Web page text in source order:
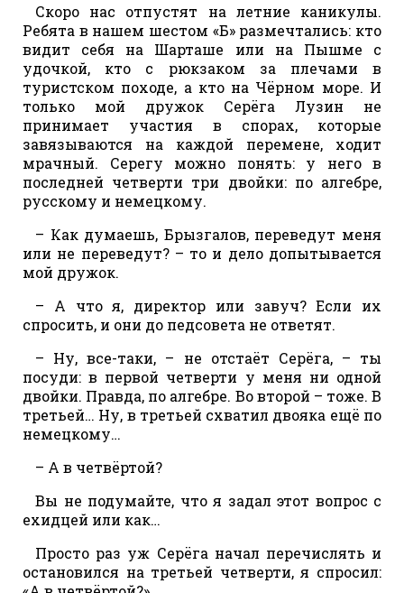
Скоро нас отпустят на летние каникулы.
Ребята в нашем шестом «Б» размечтались: кто
видит себя на Шарташе или на Пышме с
удочкой, кто с рюкзаком за плечами в
туристском походе, а кто на Чёрном море. И
только мой дружок Серёга Лузин не
принимает участия в спорах, которые
завязываются на каждой перемене, ходит
мрачный. Серегу можно понять: у него в
последней четверти три двойки: по алгебре,
русскому и немецкому.
– Как думаешь, Брызгалов, переведут меня
или не переведут? – то и дело допытывается
мой дружок.
– А что я, директор или завуч? Если их
спросить, и они до педсовета не ответят.
– Ну, все-таки, – не отстаёт Серёга, – ты
посуди: в первой четверти у меня ни одной
двойки. Правда, по алгебре. Во второй – тоже. В
третьей… Ну, в третьей схватил двояка ещё по
немецкому…
– А в четвёртой?
Вы не подумайте, что я задал этот вопрос с
ехидцей или как…
Просто раз уж Серёга начал перечислять и
остановился на третьей четверти, я спросил: